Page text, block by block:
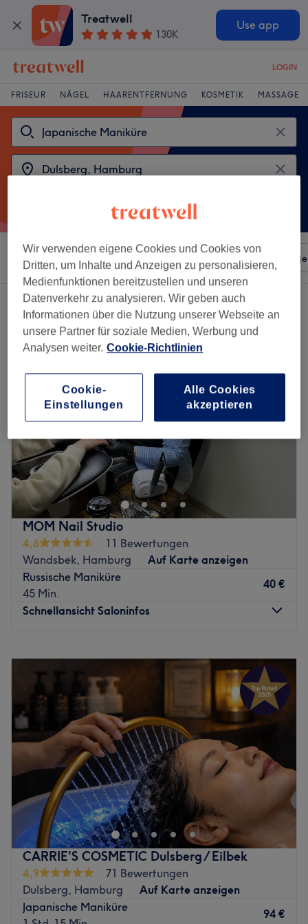
Treatwell
130K
Use app
LOGIN
FRISEUR NÄGEL HAARENTFERNUNG KOSMETIK MASSAGE
Sortieren nach Beliebiger Preis
2 Salons die anbieten:
japanische maniküre in der Nähe von Dulsberg, Hamburg
MOM Nail Studio
4,6
11 Bewertungen
Wandsbek, Hamburg
Auf Karte anzeigen
Russische Maniküre
45 Min.
40 €
Schnellansicht Saloninfos
09:15
14:45
Mittwoch
Geschlossen
Donnerstag
14:30–18:30
09:15–14:45
Samstag
11:00–19:00
Sonntag
Geschlossen
In dem Mom Nail Studio im Herzen von Hamburg in
Wandsbek dreht sich alles um die Perfektion deiner
Hände und Füße. Sobald du den modern gestalteten
Salon betrittst, spürst du eine Atmosphäre, die zum
Entspannen einlädt und dir eine kleine Auszeit vom Alltag
ermöglicht. Die Expertinnen vor Ort legen größten Wert
auf Präzision und Ästhetik, damit dein Besuch zu einem
echten Highlight wird. Egal, ob du eine klassische
Maniküre suchst oder deine Nägel mit kreativer Nail Art
CARRIE'S COSMETIC Dulsberg / Eilbek
4,9
71 Bewertungen
Dulsberg, Hamburg
Auf Karte anzeigen
Japanische Maniküre
94 €
Wir verwenden eigene Cookies und Cookies von
Dritten, um Inhalte und Anzeigen zu personalisieren,
Medienfunktionen bereitzustellen und unseren
Datenverkehr zu analysieren. Wir geben auch
Informationen über die Nutzung unserer Webseite an
unsere Partner für soziale Medien, Werbung und
Analysen weiter. Cookie-Richtlinien
Cookie-
Einstellungen
Alle Cookies
akzeptieren